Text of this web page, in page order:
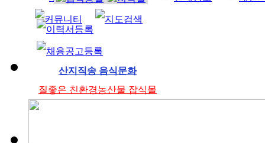
산지직송 음식문화
질좋은 친환경농산물 잡식몰